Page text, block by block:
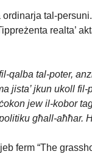
tal-
realta’
tal-poter,
jista’ jkun ukoll
jew il-kobor
għall-aħħar.
ferm “The